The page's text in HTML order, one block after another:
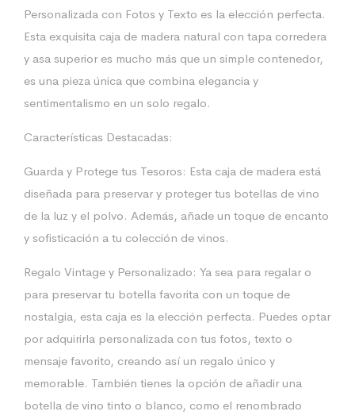
Personalizada con Fotos y Texto es la elección perfecta.
Esta exquisita caja de madera natural con tapa corredera
y asa superior es mucho más que un simple contenedor,
es una pieza única que combina elegancia y
sentimentalismo en un solo regalo.
Características Destacadas:
Guarda y Protege tus Tesoros: Esta caja de madera está
diseñada para preservar y proteger tus botellas de vino
de la luz y el polvo. Además, añade un toque de encanto
y sofisticación a tu colección de vinos.
Regalo Vintage y Personalizado: Ya sea para regalar o
para preservar tu botella favorita con un toque de
nostalgia, esta caja es la elección perfecta. Puedes optar
por adquirirla personalizada con tus fotos, texto o
mensaje favorito, creando así un regalo único y
memorable. También tienes la opción de añadir una
botella de vino tinto o blanco, como el renombrado